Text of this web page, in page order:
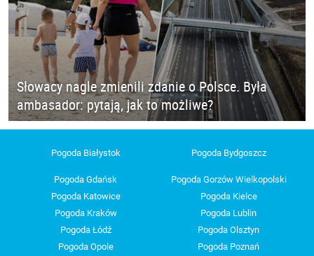
Słowacy nagle zmienili zdanie o Polsce. Była
ambasador: pytają, jak to możliwe?
Pogoda Białystok Pogoda Bydgoszcz
Pogoda Gdańsk
Pogoda Gorzów Wielkopolski
Pogoda Katowice
Pogoda Kielce
Pogoda Kraków
Pogoda Lublin
Pogoda Łódź
Pogoda Olsztyn
Pogoda Opole
Pogoda Poznań